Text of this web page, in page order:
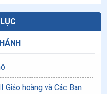
hoàng và Các Bạn